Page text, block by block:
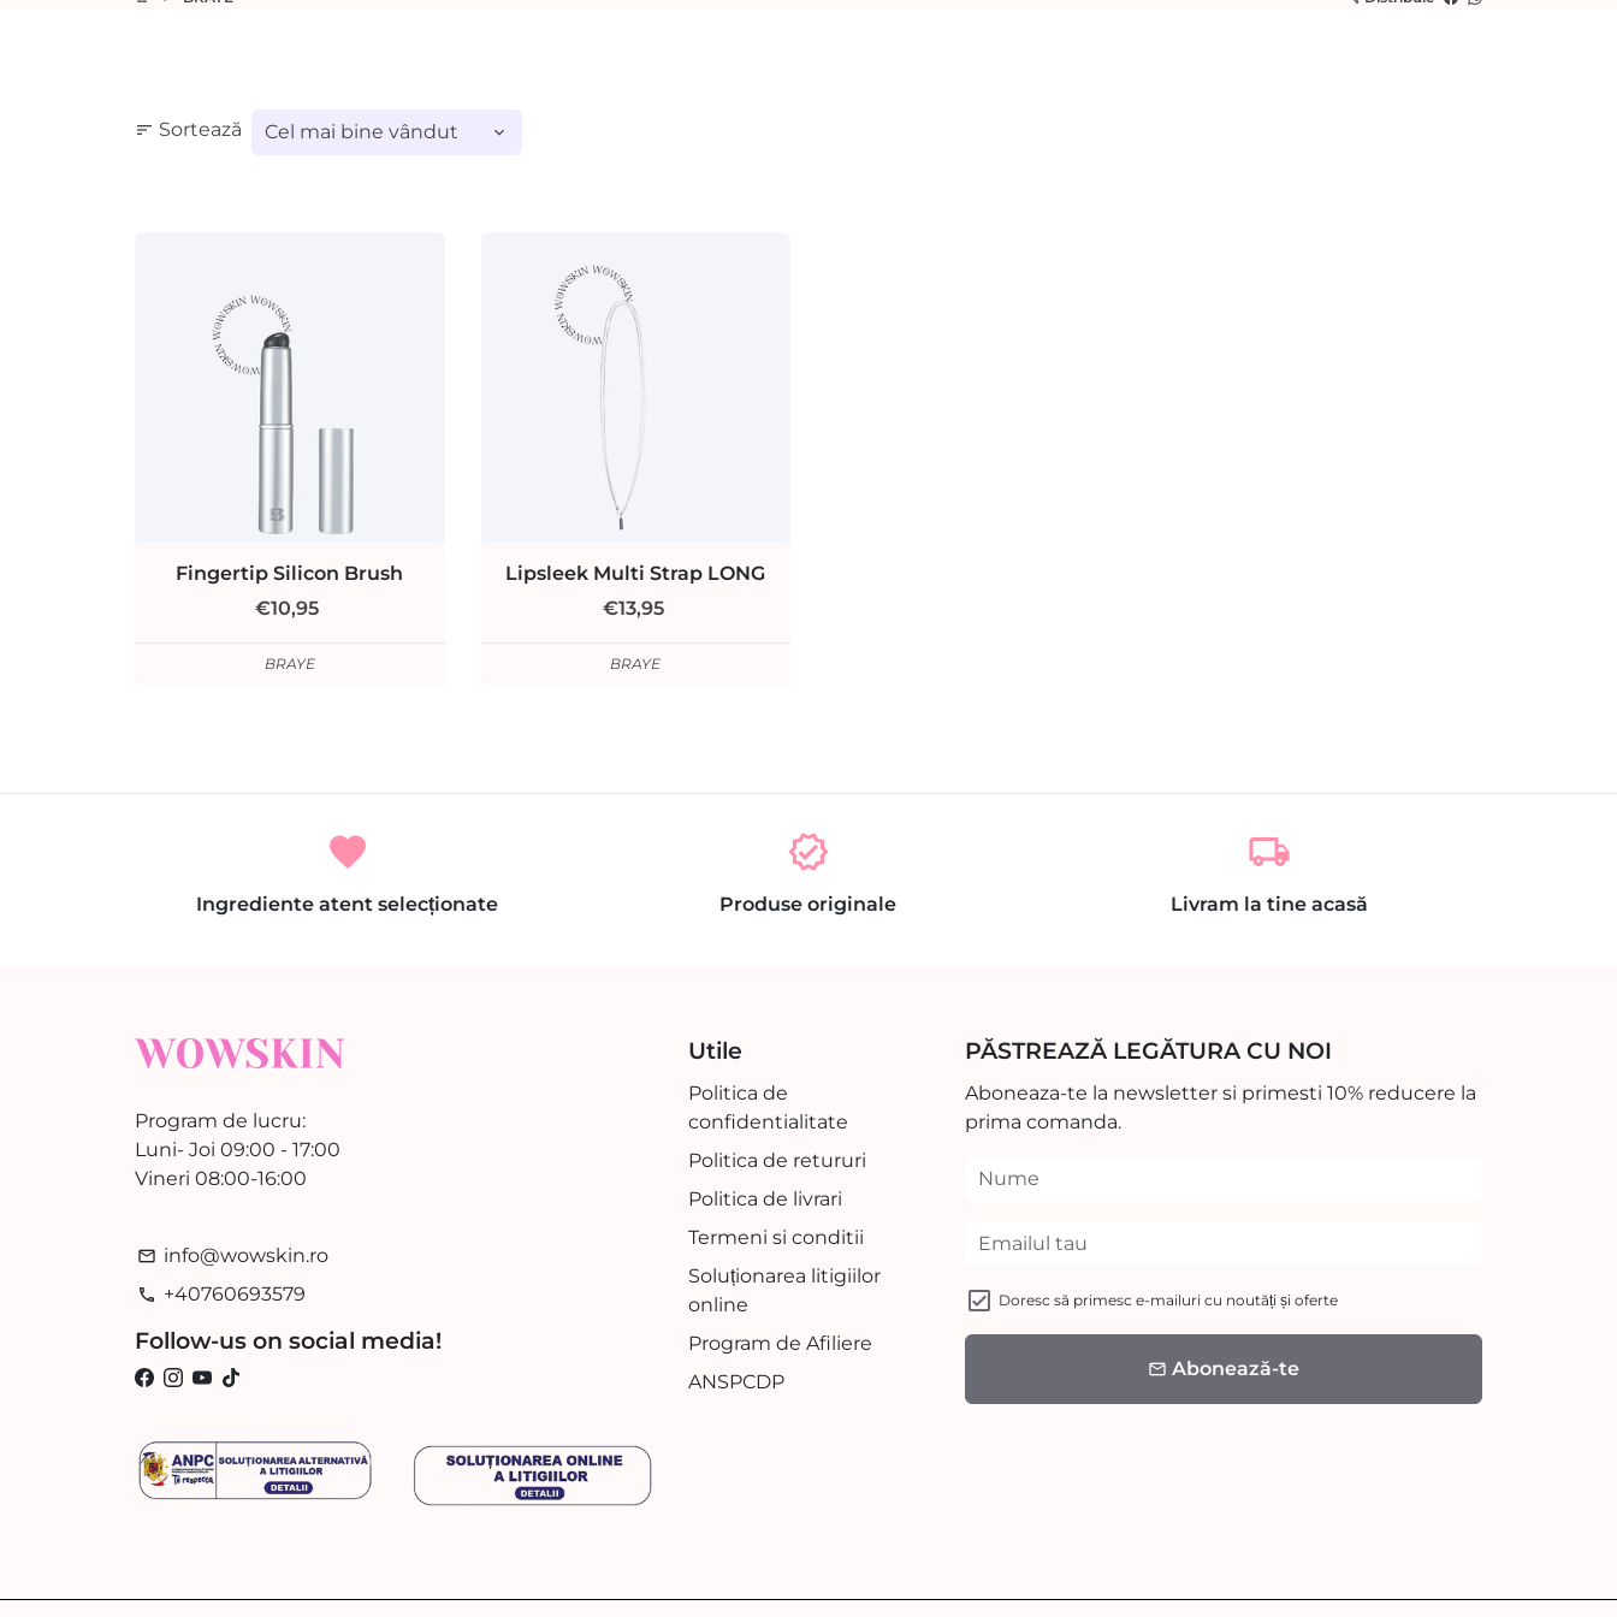
sort Sortează
Fingertip Silicon Brush
€10,95
BRAYE
Lipsleek Multi Strap LONG
€13,95
BRAYE
favorite
Ingrediente atent selecționate
verified
Produse originale
local_shipping
Livram la tine acasă
Program de lucru:
Luni- Joi 09:00 - 17:00
Vineri 08:00-16:00
email info@wowskin.ro
phone +40760693579
Follow-us on social media!
Utile
Politica de
confidentialitate
Politica de retururi
Politica de livrari
Termeni si conditii
Soluționarea litigiilor
online
Program de Afiliere
ANSPCDP
PĂSTREAZĂ LEGĂTURA CU NOI
Aboneaza-te la newsletter si primesti 10% reducere la
prima comanda.
Doresc să primesc e-mailuri cu noutăți și oferte
email Abonează-te